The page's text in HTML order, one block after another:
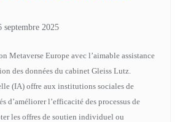
septembre 2025
Metaverse Europe avec l’aimable assistance
des données du cabinet Gleiss Lutz.
(IA) offre aux institutions sociales de
d’améliorer l’efficacité des processus de
les offres de soutien individuel ou